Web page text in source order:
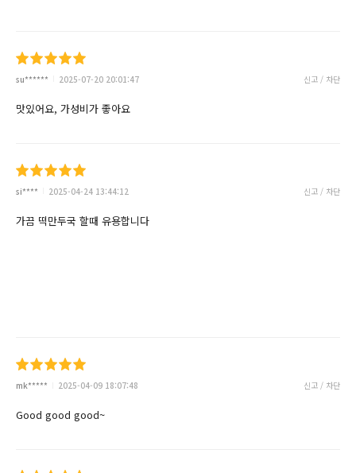
su****** 2025-07-20 20:01:47 신고 / 차단
맛있어요, 가성비가 좋아요
si**** 2025-04-24 13:44:12 신고 / 차단
가끔 떡만두국 할때 유용합니다
mk***** 2025-04-09 18:07:48 신고 / 차단
Good good good~